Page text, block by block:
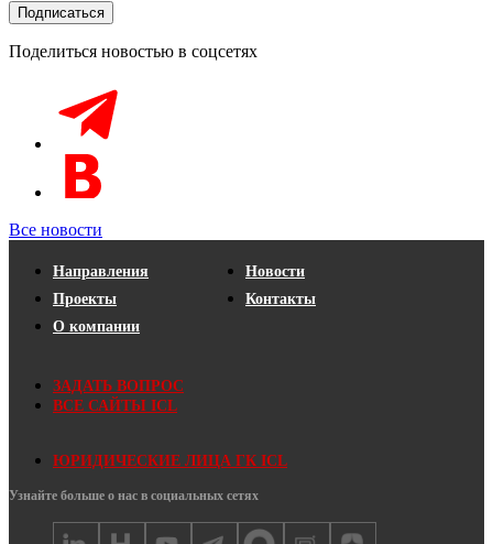
Поделиться новостью в соцсетях
Все новости
Направления
Проекты
О компании
Новости
Контакты
ЗАДАТЬ ВОПРОС
ВСЕ САЙТЫ ICL
ЮРИДИЧЕСКИЕ ЛИЦА ГК ICL
Узнайте больше о нас в социальных сетях